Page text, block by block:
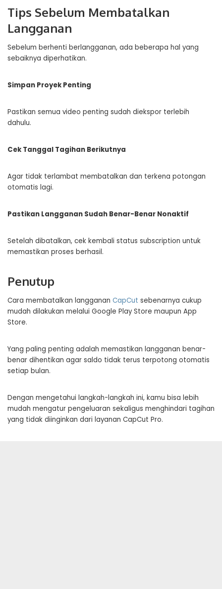
Tips Sebelum Membatalkan
Langganan
Sebelum berhenti berlangganan, ada beberapa hal yang
sebaiknya diperhatikan.
Simpan Proyek Penting
Pastikan semua video penting sudah diekspor terlebih
dahulu.
Cek Tanggal Tagihan Berikutnya
Agar tidak terlambat membatalkan dan terkena potongan
otomatis lagi.
Pastikan Langganan Sudah Benar-Benar Nonaktif
Setelah dibatalkan, cek kembali status subscription untuk
memastikan proses berhasil.
Penutup
Cara membatalkan langganan CapCut sebenarnya cukup
mudah dilakukan melalui Google Play Store maupun App
Store.
Yang paling penting adalah memastikan langganan benar-
benar dihentikan agar saldo tidak terus terpotong otomatis
setiap bulan.
Dengan mengetahui langkah-langkah ini, kamu bisa lebih
mudah mengatur pengeluaran sekaligus menghindari tagihan
yang tidak diinginkan dari layanan CapCut Pro.